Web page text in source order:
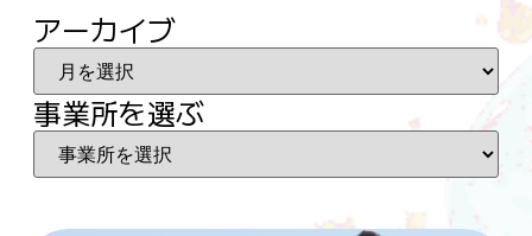
アーカイブ
事業所を選ぶ